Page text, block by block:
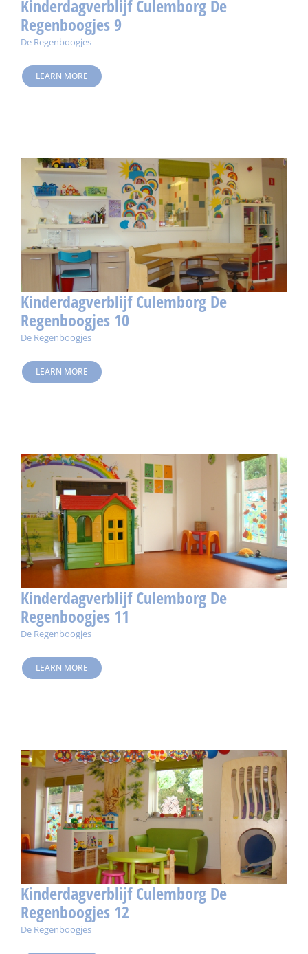
Kinderdagverblijf Culemborg De
Regenboogjes 9
De Regenboogjes
LEARN MORE
Kinderdagverblijf Culemborg De
Regenboogjes 10
De Regenboogjes
LEARN MORE
Kinderdagverblijf Culemborg De
Regenboogjes 11
De Regenboogjes
LEARN MORE
Kinderdagverblijf Culemborg De
Regenboogjes 12
De Regenboogjes